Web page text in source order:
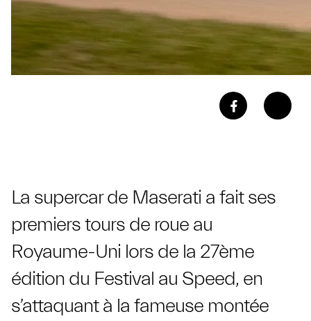
La supercar de Maserati a fait ses
premiers tours de roue au
Royaume-Uni lors de la 27ème
édition du Festival au Speed, en
s’attaquant à la fameuse montée